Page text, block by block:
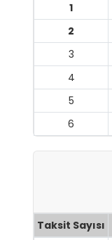
1
2
3
4
5
6
Taksit Sayısı